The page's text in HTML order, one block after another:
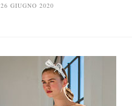
26 GIUGNO 2020